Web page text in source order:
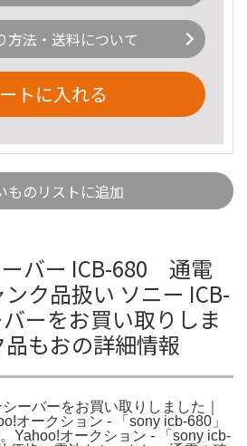
方法・送料について
トに入れる
ものリストに追加
ーバー ICB-680 通電
ク品扱い ソニー ICB-
ーをお買い取りしま
もおの詳細情報
ーバーをお買い取りしました｜
オークション - 「sony icb-680」
Yahoo!オークション - 「sony icb-